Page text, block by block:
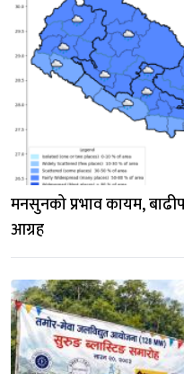
मनसुनको प्रभाव कायम,
आग्रह